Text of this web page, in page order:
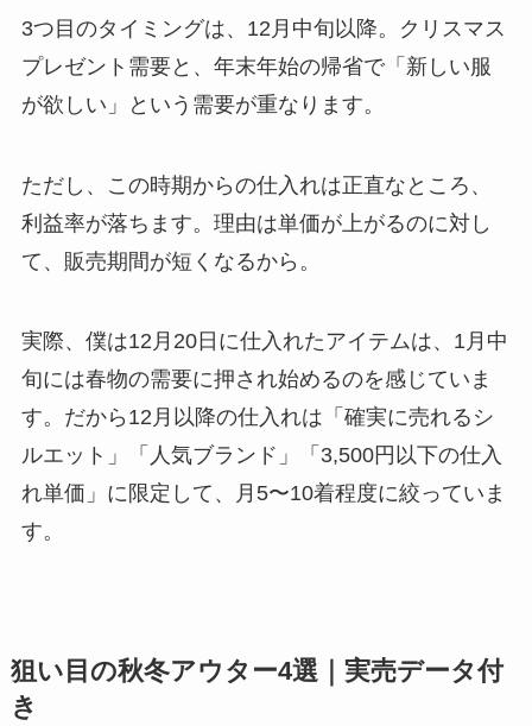
3つ目のタイミングは、12月中旬以降。クリスマス
プレゼント需要と、年末年始の帰省で「新しい服
が欲しい」という需要が重なります。
ただし、この時期からの仕入れは正直なところ、
利益率が落ちます。理由は単価が上がるのに対し
て、販売期間が短くなるから。
実際、僕は12月20日に仕入れたアイテムは、1月中
旬には春物の需要に押され始めるのを感じていま
す。だから12月以降の仕入れは「確実に売れるシ
ルエット」「人気ブランド」「3,500円以下の仕入
れ単価」に限定して、月5〜10着程度に絞っていま
す。
狙い目の秋冬アウター4選｜実売データ付
き